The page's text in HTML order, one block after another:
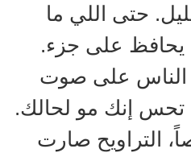
حتى اللي ما
يحافظ على جزء.
الناس على صوت
تحس إنك مو لحالك.
التراويح صارت